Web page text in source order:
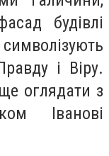
будівлі
і Віру.
оглядати з
Іванові